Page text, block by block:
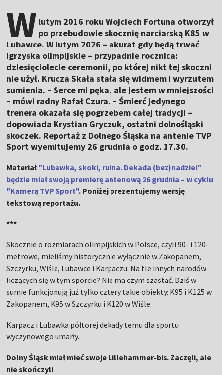
W lutym 2016 roku Wojciech Fortuna otworzył
po przebudowie skocznię narciarską K85 w
Lubawce. W lutym 2026 – akurat gdy będą trwać
igrzyska olimpijskie – przypadnie rocznica:
dziesięciolecie ceremonii, po której nikt tej skoczni
nie użył. Krucza Skała stała się widmem i wyrzutem
sumienia. – Serce mi pęka, ale jestem w mniejszości
– mówi radny Rafał Czura. – Śmierć jedynego
trenera okazała się pogrzebem całej tradycji –
dopowiada Krystian Gryczuk, ostatni dolnośląski
skoczek. Reportaż z Dolnego Śląska na antenie TVP
Sport wyemitujemy 26 grudnia o godz. 17.30.
Materiał"Lubawka, skoki, ruina. Dekada (bez)nadziei"
będzie miał swoją premierę antenową 26 grudnia – w cyklu
"Kamerą TVP Sport". Poniżej prezentujemy wersję
tekstową reportażu.
***
Skocznie o rozmiarach olimpijskich w Polsce, czyli 90- i 120-
metrowe, mieliśmy historycznie wyłącznie w Zakopanem,
Szczyrku, Wiśle, Lubawce i Karpaczu. Na tle innych narodów
liczących się w tym sporcie? Nie ma czym szastać. Dziś w
sumie funkcjonują już tylko cztery takie obiekty: K95 i K125 w
Zakopanem, K95 w Szczyrku i K120 w Wiśle.
Karpacz i Lubawka półtorej dekady temu dla sportu
wyczynowego umarły.
Dolny Śląsk miał mieć swoje Lillehammer-bis. Zaczęli, ale
nie skończyli